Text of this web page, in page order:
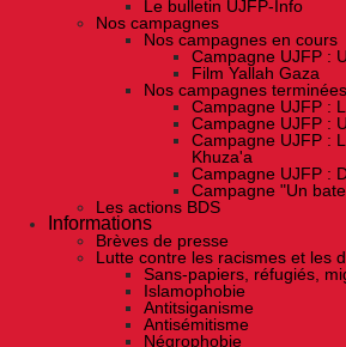
Le bulletin UJFP-Info
Nos campagnes
Nos campagnes en cours
Campagne UJFP :
Film Yallah Gaza
Nos campagnes terminées
Campagne UJFP :
Campagne UJFP :
Campagne UJFP :
Khuza'a
Campagne UJFP :
Campagne "Un
Les actions BDS
Informations
Brèves de presse
Lutte contre les racismes et les
Sans-papiers, réfugiés,
Islamophobie
Antitsiganisme
Antisémitisme
Négrophobie